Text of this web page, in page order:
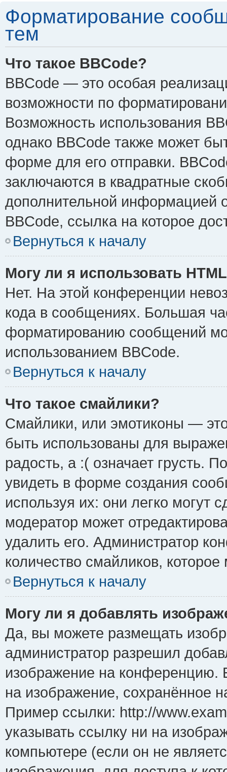
Форматирование
тем
Что такое BBCode?
BBCode — это особая
возможности по
Возможность использования
однако BBCode также может
форме для его отправки.
заключаются в квадратные
дополнительной информацией
BBCode, ссылка на которое
Вернуться к началу
Могу ли я использовать
Нет. На этой конференции
кода в сообщениях. Большая
форматированию сообщений
использованием BBCode.
Вернуться к началу
Что такое смайлики?
Смайлики, или эмотиконы —
быть использованы для
радость, а :( означает грусть.
увидеть в форме создания
используя их: они легко могут
модератор может
удалить его. Администратор
количество смайликов,
Вернуться к началу
Могу ли я добавлять
Да, вы можете размещать
администратор разрешил
изображение на конференцию.
на изображение, сохранённое
Пример ссылки: http://
указывать ссылку ни на
компьютере (если он не